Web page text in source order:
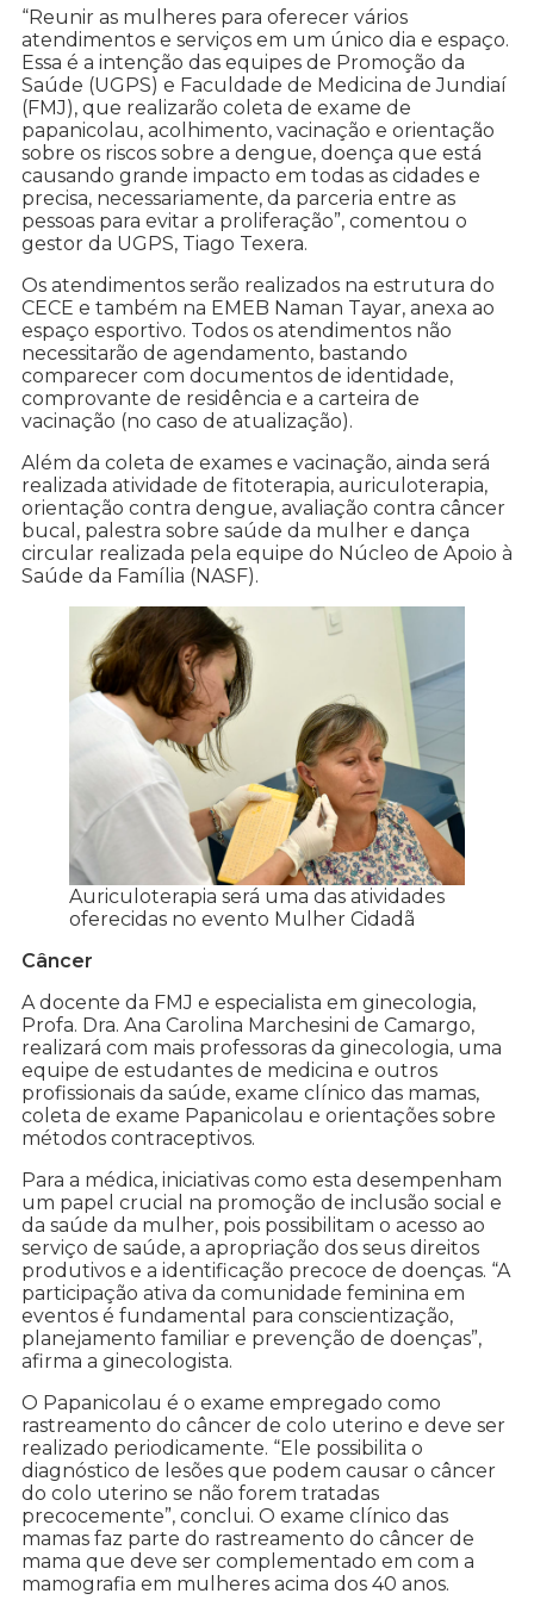
“Reunir as mulheres para oferecer vários
atendimentos e serviços em um único dia e espaço.
Essa é a intenção das equipes de Promoção da
Saúde (UGPS) e Faculdade de Medicina de Jundiaí
(FMJ), que realizarão coleta de exame de
papanicolau, acolhimento, vacinação e orientação
sobre os riscos sobre a dengue, doença que está
causando grande impacto em todas as cidades e
precisa, necessariamente, da parceria entre as
pessoas para evitar a proliferação”, comentou o
gestor da UGPS, Tiago Texera.
Os atendimentos serão realizados na estrutura do
CECE e também na EMEB Naman Tayar, anexa ao
espaço esportivo. Todos os atendimentos não
necessitarão de agendamento, bastando
comparecer com documentos de identidade,
comprovante de residência e a carteira de
vacinação (no caso de atualização).
Além da coleta de exames e vacinação, ainda será
realizada atividade de fitoterapia, auriculoterapia,
orientação contra dengue, avaliação contra câncer
bucal, palestra sobre saúde da mulher e dança
circular realizada pela equipe do Núcleo de Apoio à
Saúde da Família (NASF).
Auriculoterapia será uma das atividades
oferecidas no evento Mulher Cidadã
Câncer
A docente da FMJ e especialista em ginecologia,
Profa. Dra. Ana Carolina Marchesini de Camargo,
realizará com mais professoras da ginecologia, uma
equipe de estudantes de medicina e outros
profissionais da saúde, exame clínico das mamas,
coleta de exame Papanicolau e orientações sobre
métodos contraceptivos.
Para a médica, iniciativas como esta desempenham
um papel crucial na promoção de inclusão social e
da saúde da mulher, pois possibilitam o acesso ao
serviço de saúde, a apropriação dos seus direitos
produtivos e a identificação precoce de doenças. “A
participação ativa da comunidade feminina em
eventos é fundamental para conscientização,
planejamento familiar e prevenção de doenças”,
afirma a ginecologista.
O Papanicolau é o exame empregado como
rastreamento do câncer de colo uterino e deve ser
realizado periodicamente. “Ele possibilita o
diagnóstico de lesões que podem causar o câncer
do colo uterino se não forem tratadas
precocemente”, conclui. O exame clínico das
mamas faz parte do rastreamento do câncer de
mama que deve ser complementado em com a
mamografia em mulheres acima dos 40 anos.